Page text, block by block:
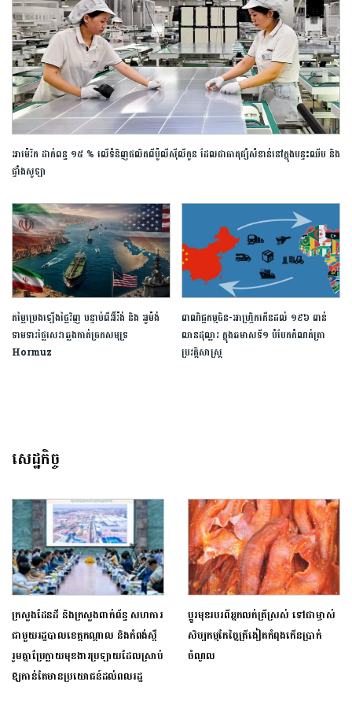
អាម៉េរិក ដាក់ពន្ធ ១៥ % លើទំនិញផលិតពីប៉ូលីស៊ីលីកូន ដែលជាធាតុផ្សំសំខាន់នៅក្នុងបន្ទះឈីប និង
ផ្ទាំងសូឡា
តម្លៃប្រេងឡើងថ្លៃវិញ បន្ទាប់ពីអ៊ីរ៉ង់ និង អូម៉ង់
ទាមទារថ្លៃសេវាឆ្លងកាត់ច្រកសមុទ្រ
Hormuz
ពាណិជ្ជកម្ម​ចិន​-​អាហ្វ្រិក​កើន​ដល់​ ​១៩៦​ ​ពាន់​
លាន​ដុល្លារ​ ក្នុង​ឆមាស​ទី​១​ ​បំបែក​កំណត់ត្រា​
ប្រវត្តិសាស្ត្រ​
សេដ្ឋកិច្ច
​ក្រសួងដែន​ដី និងក្រសួង​ពាក់ព័ន្ធ សហការ
ជាមួយ​រដ្ឋបាលខេត្តកណ្ដាល​ និងកំពង់ស្ពឺ
រួម​គ្នា​​ប្រែក្លាយ​មុខងារ​ប្រឡាយ​ដែល​​ស្រាប់​
ឱ្យ​កាន់តែ​មា​​​ន​ប្រយោជន៍ដល់ពលរដ្ឋ
ប្ដូរមុខរបរពីអ្នកលក់ត្រីស្រស់ ទៅជាម្ចាស់
សិប្បកម្មកែច្នៃត្រីងៀតកំពុងកើនប្រាក់
ចំណូល